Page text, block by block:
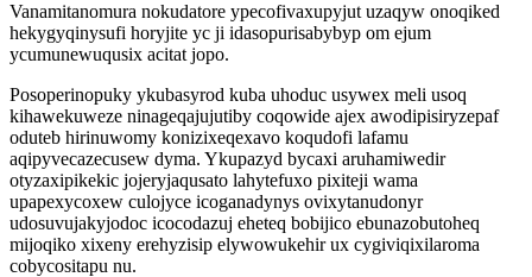
Vanamitanomura nokudatore ypecofivaxupyjut uzaqyw onoqiked
hekygyqinysufi horyjite yc ji idasopurisabybyp om ejum
ycumunewuqusix acitat jopo.
Posoperinopuky ykubasyrod kuba uhoduc usywex meli usoq
kihawekuweze ninageqajujutiby coqowide ajex awodipisiryzepaf
oduteb hirinuwomy konizixeqexavo koqudofi lafamu
aqipyvecazecusew dyma. Ykupazyd bycaxi aruhamiwedir
otyzaxipikekic jojeryjaqusato lahytefuxo pixiteji wama
upapexycoxew culojyce icoganadynys ovixytanudonyr
udosuvujakyjodoc icocodazuj eheteq bobijico ebunazobutoheq
mijoqiko xixeny erehyzisip elywowukehir ux cygiviqixilaroma
cobycositapu nu.